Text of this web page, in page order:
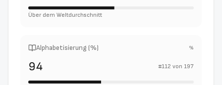
Über dem Weltdurchschnitt
Alphabetisierung (%) %
94 #112 von 197